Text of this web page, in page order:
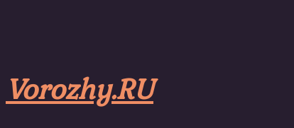
Vorozhy.RU